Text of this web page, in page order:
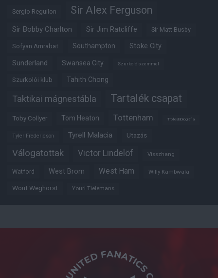
Sergio Reguilon Sir Alex Ferguson
Sir Bobby Charlton Sir Jim Ratcliffe Sir Matt Busby
Sofyan Amrabat Southampton Stoke City
Sunderland Swansea City Szurkoló szemmel
Szurkolói klub Tahith Chong
Taktikai mágnestábla Tartalék csapat
Toby Collyer Tom Heaton Tottenham Trófeabibliográfia
Tyler Fredericson Tyrell Malacia Utazás
Válogatottak Victor Lindelöf Visszhang
Watford West Brom West Ham Willy Kambwala
Wout Weghorst Youri Tielemans